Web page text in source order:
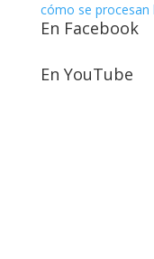
cómo se
En Facebook
En YouTube